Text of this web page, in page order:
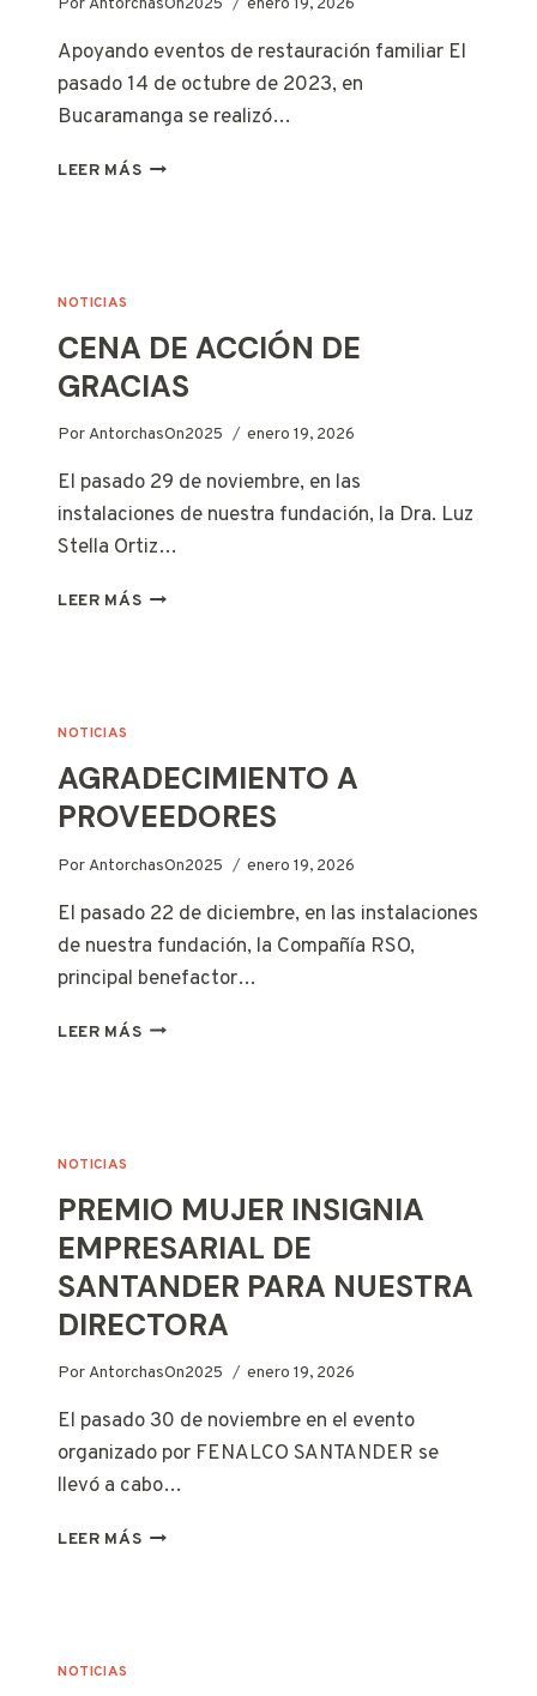
CERDO.
Apoyando eventos de restauración familiar El
pasado 14 de octubre de 2023, en
Bucaramanga se realizó…
LEER MÁSFAMILY
NOTICIAS
CENA DE ACCIÓN DE
GRACIAS
PorAntorchasOn2025 enero 19, 2026
El pasado 29 de noviembre, en las
instalaciones de nuestra fundación, la Dra. Luz
Stella Ortiz…
LEER MÁSCENA
NOTICIAS
AGRADECIMIENTO A
PROVEEDORES
PorAntorchasOn2025 enero 19, 2026
El pasado 22 de diciembre, en las instalaciones
de nuestra fundación, la Compañía RSO,
principal benefactor…
LEER MÁSAGRADECIMIENTO
NOTICIAS
PREMIO MUJER INSIGNIA
EMPRESARIAL DE
SANTANDER PARA NUESTRA
DIRECTORA
PorAntorchasOn2025 enero 19, 2026
El pasado 30 de noviembre en el evento
organizado por FENALCO SANTANDER se
llevó a cabo…
LEER MÁSPREMIO
NOTICIAS